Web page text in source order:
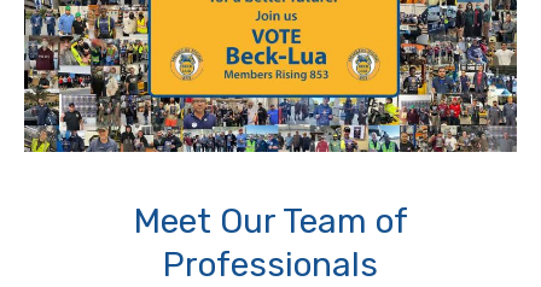
Meet Our Team of
Professionals